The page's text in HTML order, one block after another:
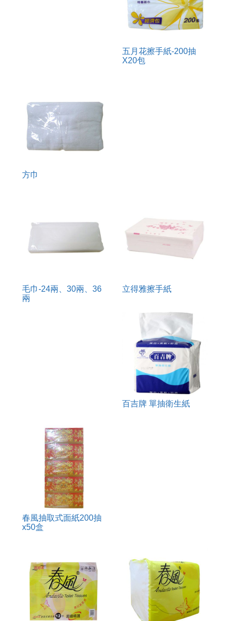
五月花擦手紙-200抽
X20包
方巾
毛巾-24兩、30兩、36
兩
立得雅擦手紙
百吉牌 單抽衛生紙
春風抽取式面紙200抽
x50盒